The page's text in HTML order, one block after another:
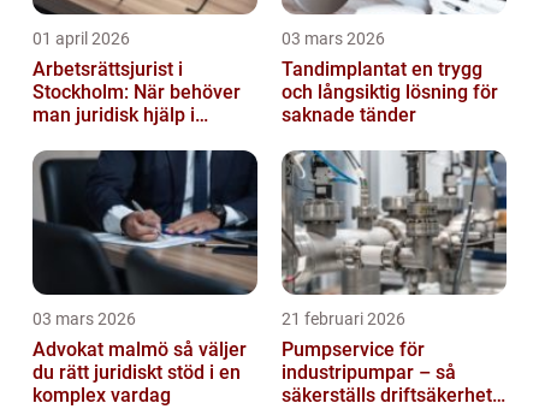
01 april 2026
Arbetsrättsjurist i
Stockholm: När behöver
man juridisk hjälp i
03 mars 2026
Tandimplantat en trygg
och långsiktig lösning för
saknade tänder
03 mars 2026
Advokat malmö så väljer
du rätt juridiskt stöd i en
komplex vardag
21 februari 2026
Pumpservice för
industripumpar – så
säkerställs driftsäkerhet